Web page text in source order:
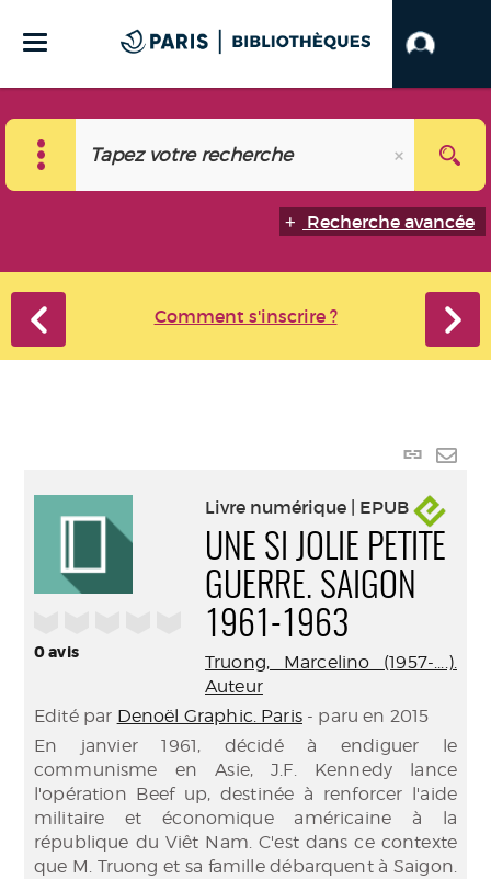
Recherche avancée
Comment s'inscrire ?
Lien
0avis
Livre numérique | EPUB
UNE SI JOLIE PETITE
GUERRE. SAIGON
1961-1963
Truong, Marcelino (1957-....).
Auteur
Edité par Denoël Graphic. Paris- paru en 2015
En janvier 1961, décidé à endiguer le
communisme en Asie, J.F. Kennedy lance
l'opération Beef up, destinée à renforcer l'aide
militaire et économique américaine à la
république du Viêt Nam. C'est dans ce contexte
que M. Truong et sa famille débarquent à Saigon.